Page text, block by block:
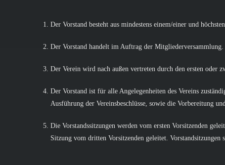
Der Vorstand besteht aus mindestens einem/einer und
Der Vorstand handelt im Auftrag der
Der Verein wird nach außen vertreten durch den ersten oder
Der Vorstand ist für alle Angelegenheiten des Vereins
Ausführung der Vereinsbeschlüsse, sowie die Vorbereitung
Die Vorstandssitzungen werden vom ersten Vorsitzenden
Sitzung vom dritten Vorsitzenden geleitet. Vorstandsitzungen